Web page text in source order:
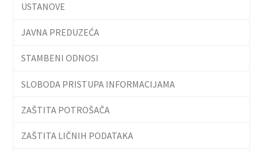
USTANOVE
JAVNA PREDUZEĆA
STAMBENI ODNOSI
SLOBODA PRISTUPA INFORMACIJAMA
ZAŠTITA POTROŠAČA
ZAŠTITA LIČNIH PODATAKA